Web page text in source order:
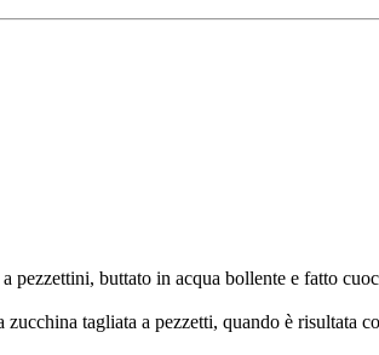
pezzettini, buttato in acqua bollente e fatto
tagliata a pezzetti, quando è